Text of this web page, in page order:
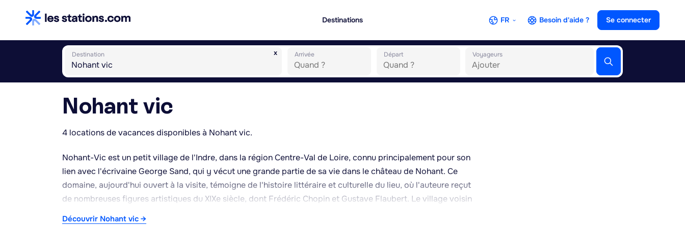
Destinations FR Besoin d'aide ? Se connecter
x
Destination Arrivée Départ Voyageurs
Nohant vic
4 locations de vacances disponibles à Nohant vic.
Nohant-Vic est un petit village de l'Indre, dans la région Centre-Val de Loire, connu principalement pour son
lien avec l'écrivaine George Sand, qui y vécut une grande partie de sa vie dans le château de Nohant. Ce
domaine, aujourd'hui ouvert à la visite, témoigne de l'histoire littéraire et culturelle du lieu, où l'auteure reçut
de nombreuses figures artistiques du XIXe siècle, dont Frédéric Chopin et Gustave Flaubert. Le village voisin
Découvrir Nohant vic →